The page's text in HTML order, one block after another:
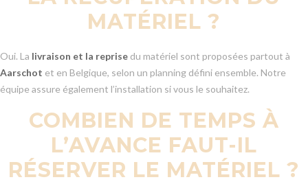
MATÉRIEL ?
Oui. La livraison et la reprise du matériel sont proposées partout à
Aarschot et en Belgique, selon un planning défini ensemble. Notre
équipe assure également l’installation si vous le souhaitez.
COMBIEN DE TEMPS À
L’AVANCE FAUT-IL
RÉSERVER LE MATÉRIEL ?